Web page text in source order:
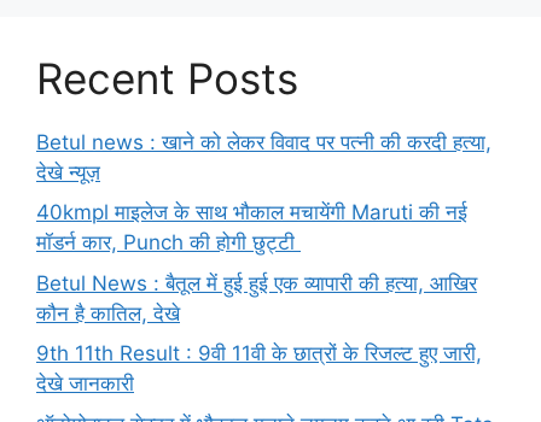
Recent Posts
Betul news : खाने को लेकर विवाद पर पत्नी की करदी हत्या,
देखे न्यूज़
40kmpl माइलेज के साथ भौकाल मचायेंगी Maruti की नई
मॉडर्न कार, Punch की होगी छुट्टी
Betul News : बैतूल में हुई हुई एक व्यापारी की हत्या, आखिर
कौन है कातिल, देखे
9th 11th Result : 9वी 11वी के छात्रों के रिजल्ट हुए जारी,
देखे जानकारी